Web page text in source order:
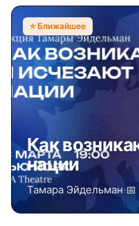
⭐️ Ближайшее
Как
нации
Тамара Эйдельман·